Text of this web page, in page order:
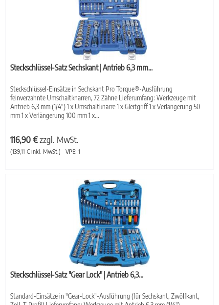
Steckschlüssel-Satz Sechskant | Antrieb 6,3 mm...
Steckschlüssel-Einsätze in Sechskant Pro Torque®-Ausführung
feinverzahnte Umschaltknarren, 72 Zähne Lieferumfang: Werkzeuge mit
Antrieb 6,3 mm (1/4") 1 x Umschaltknarre 1 x Gleitgriff 1 x Verlängerung 50
mm 1 x Verlängerung 100 mm 1 x...
116,90 €zzgl. MwSt.
(139,11 € inkl. MwSt.) - VPE: 1
Steckschlüssel-Satz "Gear Lock" | Antrieb 6,3...
Standard-Einsätze in "Gear-Lock"-Ausführung (für Sechskant, Zwölfkant,